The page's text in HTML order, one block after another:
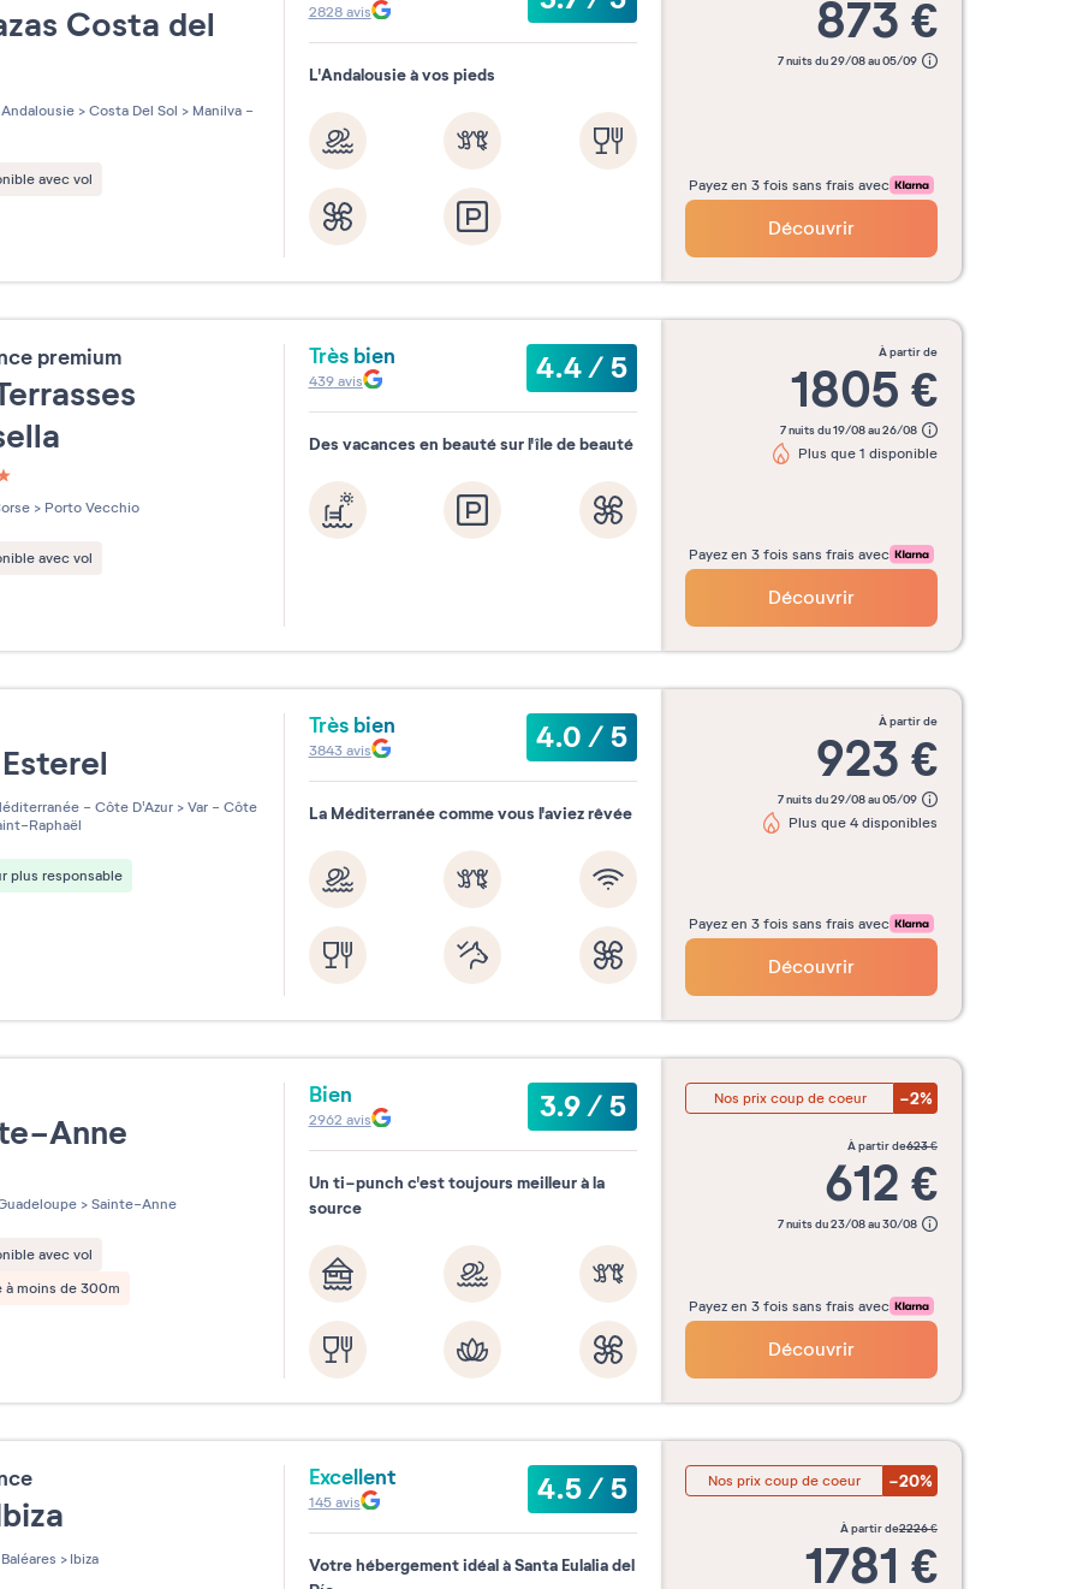
Costa del
Andalousie > Costa Del Sol > Manilva -
avec vol
2828avis
L'Andalousie à vos pieds
873 €
7 nuits du 29/08 au 05/09
Payez en 3 fois sans frais avec
Découvrir
premium
sur 5
> Porto Vecchio
avec vol
Très bien 4.4/5
439avis
Des vacances en beauté sur l'île de beauté
à partir de
1805 €
7 nuits du 19/08 au 26/08
Plus que 1 disponible
Payez en 3 fois sans frais avec
Découvrir
- Côte D'Azur > Var - Côte
Raphaël
plus responsable
Très bien 4.0/5
3843avis
La Méditerranée comme vous l'aviez rêvée
à partir de
923 €
7 nuits du 29/08 au 05/09
Plus que 4 disponibles
Payez en 3 fois sans frais avec
Découvrir
Anne
sur 5 > Sainte-Anne
avec vol
à moins de 300m
Bien 3.9/5
2962 avis
Un ti-punch c'est toujours meilleur à la
source
Nos prix coup de coeur -2%
à partir de623€
612 €
7 nuits du 23/08 au 30/08
Payez en 3 fois sans frais avec
Découvrir
Baléares > Ibiza
Excellent 4.5/5
145avis
Votre hébergement idéal à Santa Eulalia del
Nos prix coup de coeur -20%
à partir de2226€
1781 €